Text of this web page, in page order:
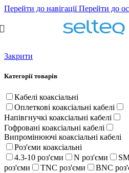
Перейти до навігаціїПерейти до
Закрити
Категорії товарів
Кабелі коаксіальні
Оплеткові коаксіальні кабелі
Напівгнучкі коаксіальні кабелі
Гофровані коаксіальні кабелі
Випромінюючі коаксіальні кабелі
Роз'єми коаксіальні
4.3-10 роз'єми
N роз'єми
роз'єми
TNC роз'єми
BNC